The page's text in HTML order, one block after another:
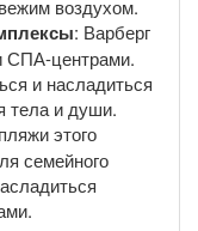
воздухом.
: Варберг
СПА-центрами.
и насладиться
тела и души.
этого
семейного